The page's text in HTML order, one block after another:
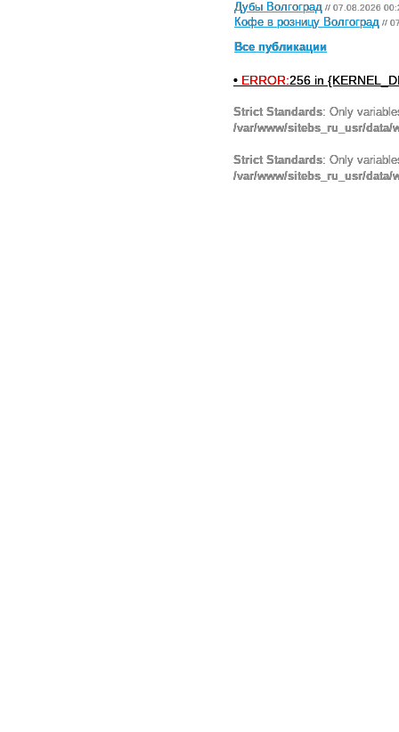
Дубы Волгоград // 07.08.2026
Кофе в розницу Волгоград //
Все публикации
• ERROR:256 in
Strict Standards: Only
/var/www/sitebs_ru_usr/
Strict Standards: Only
/var/www/sitebs_ru_usr/